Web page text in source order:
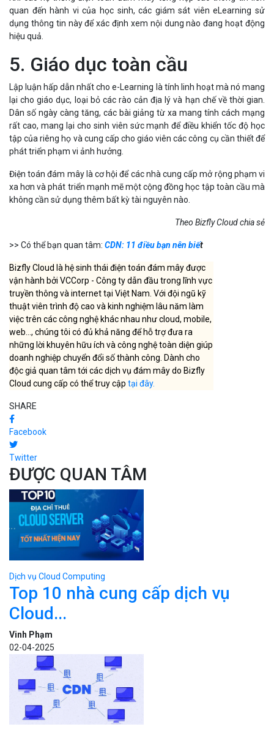
quan đến hành vi của học sinh, các giám sát viên eLearning sử
dụng thông tin này để xác định xem nội dung nào đang hoạt động
hiệu quả.
5. Giáo dục toàn cầu
Lập luận hấp dẫn nhất cho e-Learning là tính linh hoạt mà nó mang
lại cho giáo dục, loại bỏ các rào cản địa lý và hạn chế về thời gian.
Dân số ngày càng tăng, các bài giảng từ xa mang tính cách mạng
rất cao, mang lại cho sinh viên sức mạnh để điều khiển tốc độ học
tập của riêng họ và cung cấp cho giáo viên các công cụ cần thiết để
phát triển phạm vi ảnh hưởng.
Điện toán đám mây là cơ hội để các nhà cung cấp mở rộng phạm vi
xa hơn và phát triển mạnh mẽ một cộng đồng học tập toàn cầu mà
không cần sử dụng thêm bất kỳ tài nguyên nào.
Theo Bizfly Cloud chia sẻ
>> Có thể bạn quan tâm: CDN: 11 điều bạn nên biết
Bizfly Cloud là hệ sinh thái điện toán đám mây được
vận hành bởi VCCorp - Công ty dẫn đầu trong lĩnh vực
truyền thông và internet tại Việt Nam. Với đội ngũ kỹ
thuật viên trình độ cao và kinh nghiệm lâu năm làm
việc trên các công nghệ khác nhau như cloud, mobile,
web..., chúng tôi có đủ khả năng để hỗ trợ đưa ra
những lời khuyên hữu ích và công nghệ toàn diện giúp
doanh nghiệp chuyển đổi số thành công. Dành cho
độc giả quan tâm tới các dịch vụ đám mây do Bizfly
Cloud cung cấp có thể truy cập tại đây.
SHARE
Facebook
Twitter
ĐƯỢC QUAN TÂM
Dịch vụ Cloud Computing
Top 10 nhà cung cấp dịch vụ
Cloud...
Vinh Phạm
02-04-2025